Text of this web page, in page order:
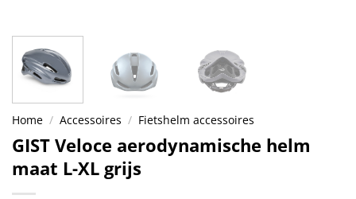
Home / Accessoires / Fietshelm accessoires
GIST Veloce aerodynamische helm
maat L-XL grijs